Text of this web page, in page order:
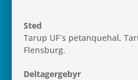
Sted
Tarup UF´s petanque­hal,
Flensburg.
Del­ta­ger­ge­byr